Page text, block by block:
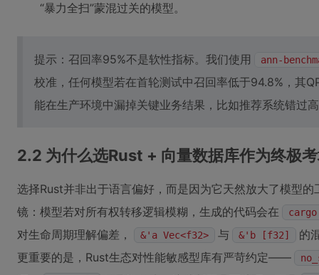
“暴力全扫”蒙混过关的模型。
提示：召回率95%不是软性指标。我们使用 ann-
校准，任何模型若在首轮测试中召回率低于94.8%，其
能在生产环境中漏掉关键业务结果，比如推荐系统错过
2.2 为什么选Rust + 向量数据库作为终极
选择Rust并非出于语言偏好，而是因为它天然放大了模型
镜：模型若对所有权转移逻辑模糊，生成的代码会在
对生命周期理解偏差， &'a Vec<f32> 与 &'b [f32]
的
更重要的是，Rust生态对性能敏感型库有严苛约定——